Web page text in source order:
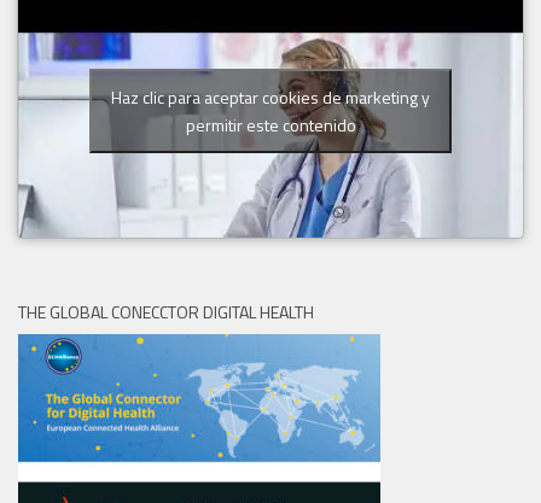
Haz clic para aceptar cookies de marketing y
permitir este contenido
THE GLOBAL CONECCTOR DIGITAL HEALTH